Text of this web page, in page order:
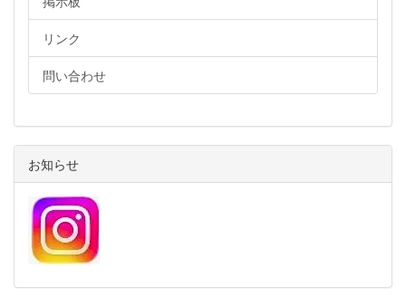
リンク
問い合わせ
お知らせ